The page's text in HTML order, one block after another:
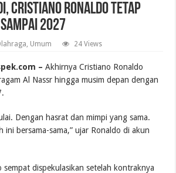
Cristiano Ronaldo Tetap
2027
Umum 24 Views
– Akhirnya Cristiano Ronaldo
Al Nassr hingga musim depan dengan
Dengan hasrat dan mimpi yang sama.
ini bersama-sama,” ujar Ronaldo di akun
sempat dispekulasikan setelah kontraknya